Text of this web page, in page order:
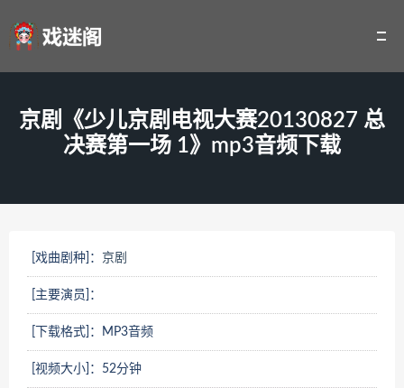
京剧《少儿京剧电视大赛20130827 总
决赛第一场 1》mp3音频下载
[戏曲剧种]： 京剧
[主要演员]：
[下载格式]：MP3音频
[视频大小]：52分钟